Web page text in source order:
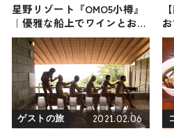
星野リゾート『OMO5小樽』
｜優雅な船上でワインとお寿
司のマリアージュを味わう
「小樽運河ワインクルージン
グ」開催
ゲストの旅 2021.02.06